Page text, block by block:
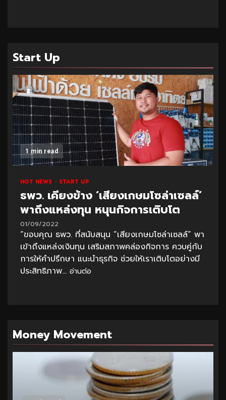
Start Up
1 min read
HOT NEWS START UP
ธพว. เคียงข้าง ‘เสียงเกษมโซล่าเซลล์’
พาถึงแหล่งทุน หนุนกิจการเติบโต
01/09/2022
“ขอบคุณ ธพว. ที่สนับสนุน “เสียงเกษมโซล่าเซลล์” พา
เข้าถึงแหล่งเงินทุน เสริมสภาพคล่องกิจการ ควบคู่กับ
การให้คำปรึกษา แนะนำธุรกิจ ช่วยให้เราเติบโตอย่างมี
ประสิทธิภาพ... อ่านต่อ
Money Movement